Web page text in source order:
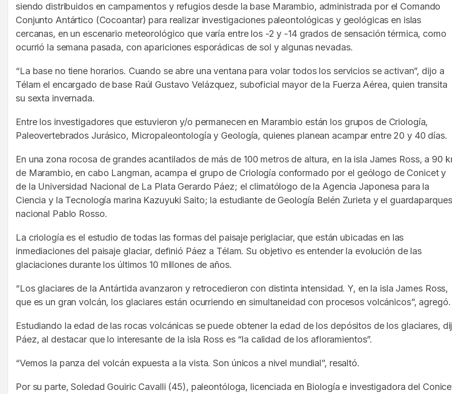
siendo distribuidos en campamentos y refugios desde la base Marambio, administrada por el Comando
Conjunto Antártico (Cocoantar) para realizar investigaciones paleontológicas y geológicas en islas
cercanas, en un escenario meteorológico que varía entre los -2 y -14 grados de sensación térmica, como
ocurrió la semana pasada, con apariciones esporádicas de sol y algunas nevadas.
“La base no tiene horarios. Cuando se abre una ventana para volar todos los servicios se activan”, dijo a
Télam el encargado de base Raúl Gustavo Velázquez, suboficial mayor de la Fuerza Aérea, quien transita
su sexta invernada.
Entre los investigadores que estuvieron y/o permanecen en Marambio están los grupos de Criología,
Paleovertebrados Jurásico, Micropaleontología y Geología, quienes planean acampar entre 20 y 40 días.
En una zona rocosa de grandes acantilados de más de 100 metros de altura, en la isla James Ross, a 90
de Marambio, en cabo Langman, acampa el grupo de Criología conformado por el geólogo de Conicet y
de la Universidad Nacional de La Plata Gerardo Páez; el climatólogo de la Agencia Japonesa para la
Ciencia y la Tecnología marina Kazuyuki Saito; la estudiante de Geología Belén Zurieta y el guardaparques
nacional Pablo Rosso.
La criología es el estudio de todas las formas del paisaje periglaciar, que están ubicadas en las
inmediaciones del paisaje glaciar, definió Páez a Télam. Su objetivo es entender la evolución de las
glaciaciones durante los últimos 10 millones de años.
“Los glaciares de la Antártida avanzaron y retrocedieron con distinta intensidad. Y, en la isla James Ross,
que es un gran volcán, los glaciares están ocurriendo en simultaneidad con procesos volcánicos”, agregó.
Estudiando la edad de las rocas volcánicas se puede obtener la edad de los depósitos de los glaciares,
Páez, al destacar que lo interesante de la isla Ross es “la calidad de los afloramientos”.
“Vemos la panza del volcán expuesta a la vista. Son únicos a nivel mundial”, resaltó.
Por su parte, Soledad Gouiric Cavalli (45), paleontóloga, licenciada en Biología e investigadora del